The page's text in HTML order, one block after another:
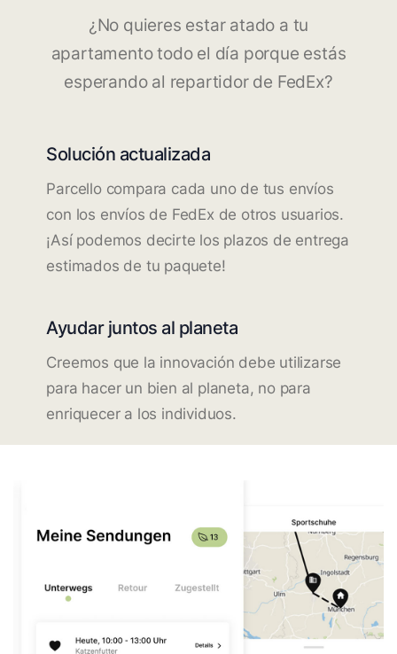
¿No quieres estar atado a tu
apartamento todo el día porque estás
esperando al repartidor de FedEx?
Solución actualizada
Parcello compara cada uno de tus envíos
con los envíos de FedEx de otros usuarios.
¡Así podemos decirte los plazos de entrega
estimados de tu paquete!
Ayudar juntos al planeta
Creemos que la innovación debe utilizarse
para hacer un bien al planeta, no para
enriquecer a los individuos.